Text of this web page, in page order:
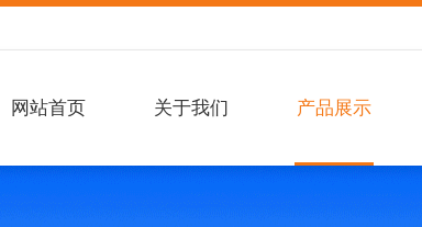
网站首页 关于我们 产品展示